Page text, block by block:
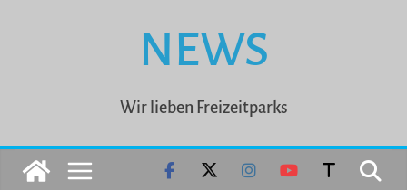
NEWS
Wir lieben Freizeitparks